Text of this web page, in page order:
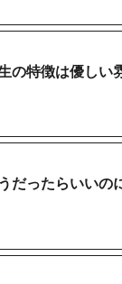
の特徴は優しい
だったらいいの